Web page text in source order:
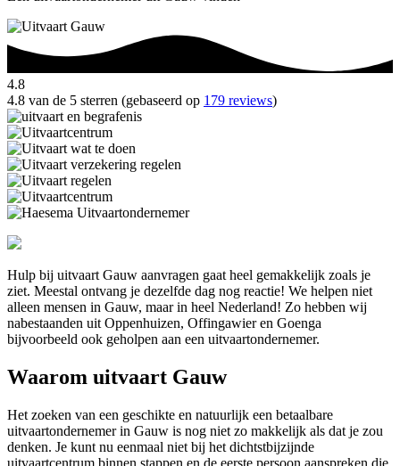
4.8
4.8 van de 5 sterren (gebaseerd op 179 reviews)
Hulp bij uitvaart Gauw aanvragen gaat heel gemakkelijk zoals je
ziet. Meestal ontvang je dezelfde dag nog reactie! We helpen niet
alleen mensen in Gauw, maar in heel Nederland! Zo hebben wij
nabestaanden uit Oppenhuizen, Offingawier en Goenga
bijvoorbeeld ook geholpen aan een uitvaartondernemer.
Waarom uitvaart Gauw
Het zoeken van een geschikte en natuurlijk een betaalbare
uitvaartondernemer in Gauw is nog niet zo makkelijk als dat je zou
denken. Je kunt nu eenmaal niet bij het dichtstbijzijnde
uitvaartcentrum binnen stappen en de eerste persoon aanspreken die